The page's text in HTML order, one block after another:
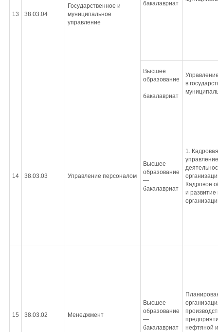
13 38.03.04
Государственное и
муниципальное
управление
бакалавриат
Высшее
образование
—
бакалавриат
в
14 38.03.03 Управление персоналом
Высшее
образование
—
бакалавриат
1.
Кадровое
и
15 38.03.02 Менеджмент
Высшее
образование
—
бакалавриат
нефтяной